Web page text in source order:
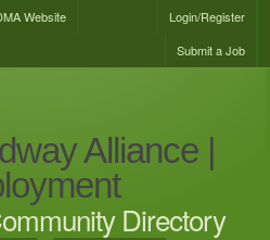
Website
Login/Register
Submit a Job
Alliance |
Directory